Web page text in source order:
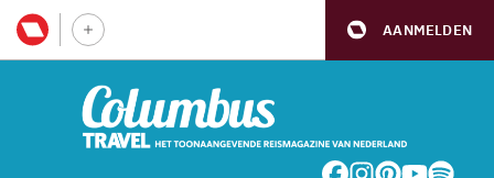
AANMELDEN